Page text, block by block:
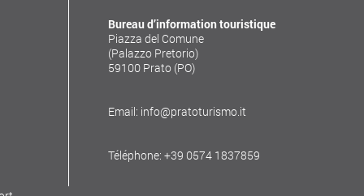
Bureau d’information touristique
Piazza del Comune
(Palazzo Pretorio)
59100 Prato (PO)
Email: info@pratoturismo.it
Téléphone: +39 0574 1837859